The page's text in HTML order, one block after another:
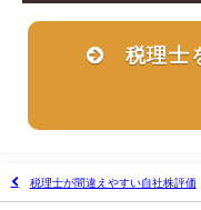
税理士
税理士が間違えやすい自社株評価